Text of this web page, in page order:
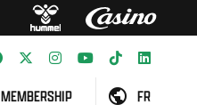
MEMBERSHIP FR